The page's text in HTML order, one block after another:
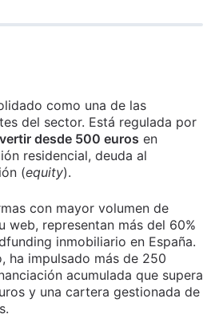
como una de las
del sector. Está regulada por
desde 500 euros en
residencial, deuda al
(equity).
con mayor volumen de
web, representan más del 60%
inmobiliario en España.
ha impulsado más de 250
acumulada que supera
y una cartera gestionada de